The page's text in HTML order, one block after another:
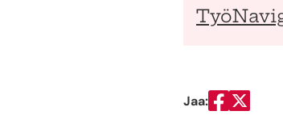
Jaa:
JaaJaa